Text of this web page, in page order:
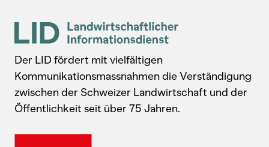
Der LID fördert mit vielfältigen
Kommunikationsmassnahmen die Verständigung
zwischen der Schweizer Landwirtschaft und der
Öffentlichkeit seit über 75 Jahren.